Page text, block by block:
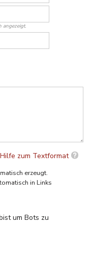
angezeigt.
Hilfe zum Textformat
erzeugt.
in Links
um Bots zu